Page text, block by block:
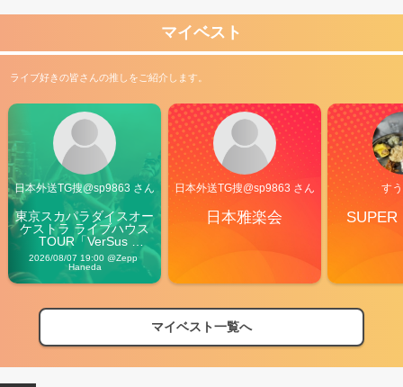
マイベスト
ライブ好きの皆さんの推しをご紹介します。
日本外送TG搜@sp9863 さん
東京スカパラダイスオー
ケストラ ライブハウス
TOUR「VerSus
Carnival」
2026/08/07 19:00 @Zepp
Haneda
日本外送TG搜@sp9863 さん
日本雅楽会
す
SUPER
マイベスト一覧へ
【フェス特集2026】フェス情報はここから！
【ライブ動員ランキング】2026年上半期編発表！